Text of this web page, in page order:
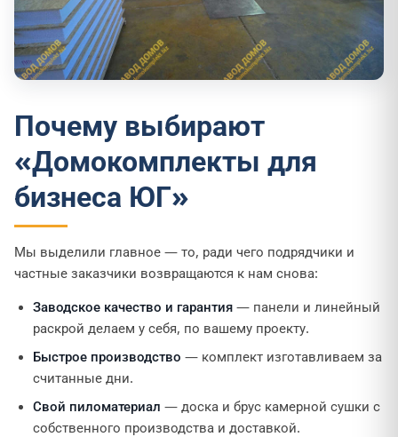
Почему выбирают
«Домокомплекты для
бизнеса ЮГ»
Мы выделили главное — то, ради чего подрядчики и
частные заказчики возвращаются к нам снова:
Заводское качество и гарантия — панели и линейный
раскрой делаем у себя, по вашему проекту.
Быстрое производство — комплект изготавливаем за
считанные дни.
Свой пиломатериал — доска и брус камерной сушки с
собственного производства и доставкой.